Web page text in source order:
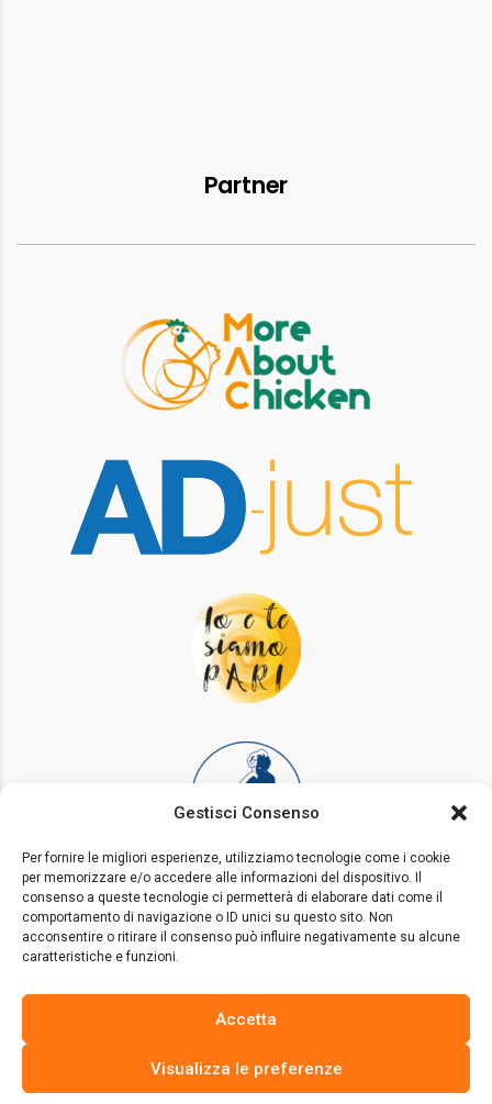
Gestisci Consenso
Per fornire le migliori esperienze, utilizziamo tecnologie come i cookie
per memorizzare e/o accedere alle informazioni del dispositivo. Il
consenso a queste tecnologie ci permetterà di elaborare dati come il
comportamento di navigazione o ID unici su questo sito. Non
acconsentire o ritirare il consenso può influire negativamente su alcune
caratteristiche e funzioni.
Accetta
Visualizza le preferenze
Partner